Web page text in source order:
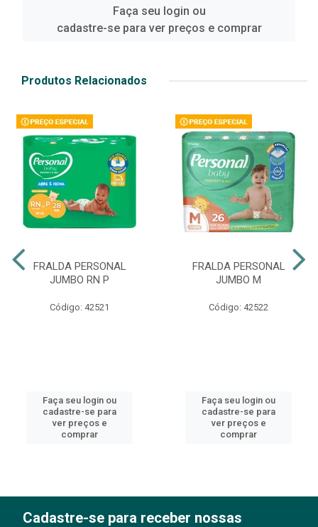
Faça seu login ou
cadastre-se para ver preços e comprar
Produtos Relacionados
FRALDA PERSONAL
JUMBO RN P
Código: 42521
Faça seu login ou
cadastre-se para
ver preços e
comprar
FRALDA PERSONAL
JUMBO M
Código: 42522
Faça seu login ou
cadastre-se para
ver preços e
comprar
Cadastre-se para receber nossas